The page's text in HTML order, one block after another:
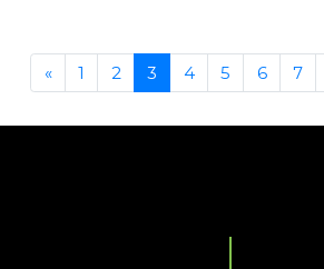
« 1 2 3 4 5 6 7